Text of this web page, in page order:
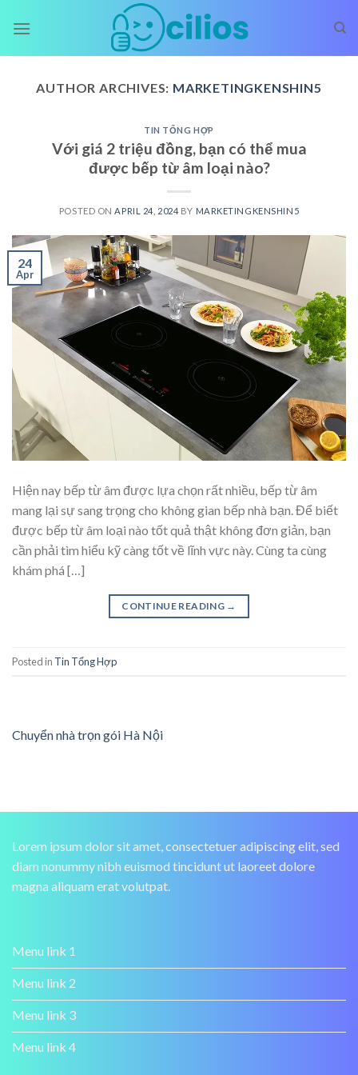
AUTHOR ARCHIVES: MARKETINGKENSHIN5
TIN TỔNG HỢP
Với giá 2 triệu đồng, bạn có thể mua
được bếp từ âm loại nào?
POSTED ON APRIL 24, 2024 BY MARKETINGKENSHIN5
24
Apr
Hiện nay bếp từ âm được lựa chọn rất nhiều, bếp từ âm
mang lại sự sang trọng cho không gian bếp nhà bạn. Để biết
được bếp từ âm loại nào tốt quả thật không đơn giản, bạn
cần phải tìm hiểu kỹ càng tốt về lĩnh vực này. Cùng ta cùng
khám phá […]
CONTINUE READING →
Posted in Tin Tổng Hợp
Chuyển nhà trọn gói Hà Nội
Lorem ipsum dolor sit amet, consectetuer adipiscing elit, sed
diam nonummy nibh euismod tincidunt ut laoreet dolore
magna aliquam erat volutpat.
Menu link 1
Menu link 2
Menu link 3
Menu link 4